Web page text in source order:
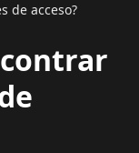
de acceso?